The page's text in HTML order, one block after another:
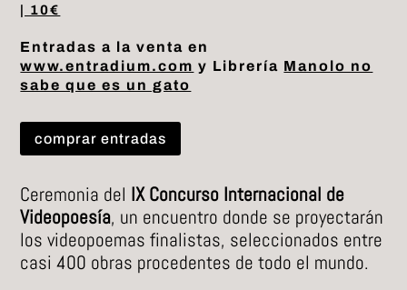
| 10€
Entradas a la venta en
www.entradium.com y Librería Manolo no
sabe que es un gato
comprar entradas
Ceremonia del IX Concurso Internacional de
Videopoesía, un encuentro donde se proyectarán
los videopoemas finalistas, seleccionados entre
casi 400 obras procedentes de todo el mundo.